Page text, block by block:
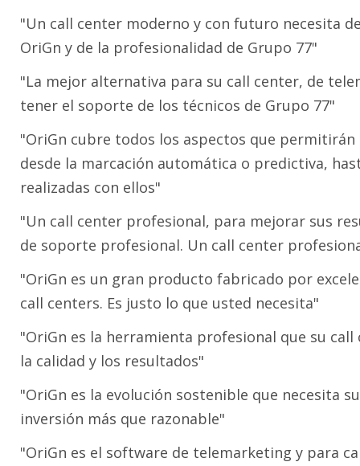
"Un call center moderno y con futuro necesita
OriGn y de la profesionalidad de Grupo 77"
"La mejor alternativa para su call center, de
tener el soporte de los técnicos de Grupo 77"
"OriGn cubre todos los aspectos que
desde la marcación automática o predictiva,
realizadas con ellos"
"Un call center profesional, para mejorar sus
de soporte profesional. Un call center
"OriGn es un gran producto fabricado por
call centers. Es justo lo que usted necesita"
"OriGn es la herramienta profesional que su
la calidad y los resultados"
"OriGn es la evolución sostenible que necesita
inversión más que razonable"
"OriGn es el software de telemarketing y para